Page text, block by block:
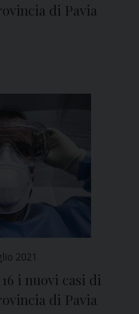
di Pavia
2021
i nuovi casi di
di Pavia